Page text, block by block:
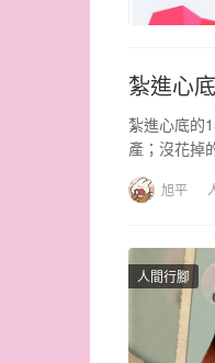
紮進心
紮進心底的
產；沒花掉
旭平
人間行腳